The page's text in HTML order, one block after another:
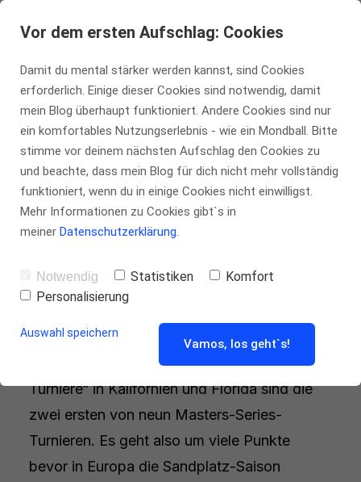
tennis-insider.de
Sonne und
Regen
USA, Hartplatz, März oder: Indian Wells und
Miami. Die beiden hoch dotieren „Zwillings-
Turniere“ in Kalifornien und Florida sind die
zwei ersten von neun Masters-Series-
Turnieren. Es geht also um viele Punkte
bevor in Europa die Sandplatz-Saison
Vor dem ersten Aufschlag: Cookies
Damit du mental stärker werden kannst, sind Cookies
erforderlich. Einige dieser Cookies sind notwendig, damit
mein Blog überhaupt funktioniert. Andere Cookies sind nur
ein komfortables Nutzungserlebnis - wie ein Mondball. Bitte
stimme vor deinem nächsten Aufschlag den Cookies zu
und beachte, dass mein Blog für dich nicht mehr vollständig
funktioniert, wenn du in einige Cookies nicht einwilligst.
Mehr Informationen zu Cookies gibt`s in
meiner Datenschutzerklärung.
Notwendig Statistiken
Komfort
Personalisierung
Auswahl speichern
Vamos, los geht`s!